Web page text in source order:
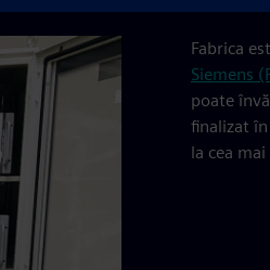
Fabrica
Siemens
poate
finalizat
la cea